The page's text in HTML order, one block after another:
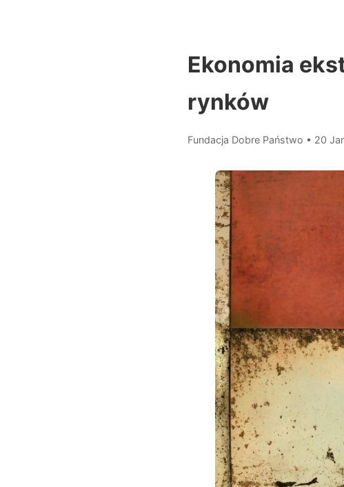
Ekonomia
rynków
Fundacja Dobre Państwo • 20